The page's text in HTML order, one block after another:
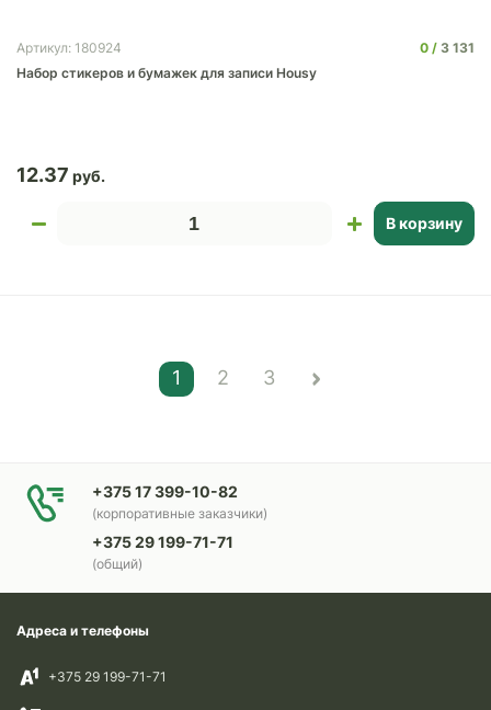
Артикул: 180924 0
3 131
Набор стикеров и бумажек для записи Housy
12.37
В корзину
1 2 3
+375 17 399-10-82
(корпоративные заказчики)
+375 29 199-71-71
(общий)
Адреса и телефоны
+375 29 199-71-71